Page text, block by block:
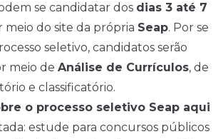
se candidatar dos dias 3 até 7
meio do site da própria Seap. Por se
seletivo, candidatos serão
meio de Análise de Currículos, de
e classificatório.
o processo seletivo Seap aqui
estude para concursos públicos